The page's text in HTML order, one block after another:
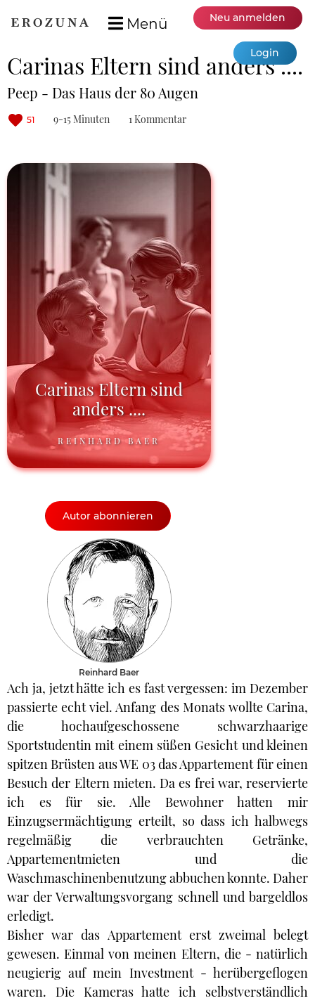
Menü Neu anmelden
Login
Carinas Eltern sind anders ....
Peep - Das Haus der 80 Augen
51 9-15 Minuten 1 Kommentar
Carinas Eltern sind
anders ....
REINHARD BAER
Autor abonnieren
Reinhard Baer
Ach ja, jetzt hätte ich es fast vergessen: im Dezember
passierte echt viel. Anfang des Monats wollte Carina,
die hochaufgeschossene schwarzhaarige
Sportstudentin mit einem süßen Gesicht und kleinen
spitzen Brüsten aus WE 03 das Appartement für einen
Besuch der Eltern mieten. Da es frei war, reservierte
ich es für sie. Alle Bewohner hatten mir
Einzugsermächtigung erteilt, so dass ich halbwegs
regelmäßig die verbrauchten Getränke,
Appartementmieten und die
Waschmaschinenbenutzung abbuchen konnte. Daher
war der Verwaltungsvorgang schnell und bargeldlos
erledigt.
Bisher war das Appartement erst zweimal belegt
gewesen. Einmal von meinen Eltern, die - natürlich
neugierig auf mein Investment - herübergeflogen
waren. Die Kameras hatte ich selbstverständlich